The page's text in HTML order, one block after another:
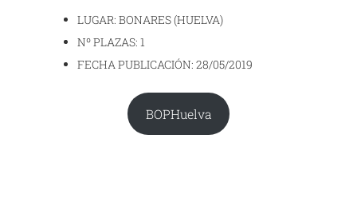
LUGAR: BONARES (HUELVA)
Nº PLAZAS: 1
FECHA PUBLICACIÓN: 28/05/2019
BOPHuelva